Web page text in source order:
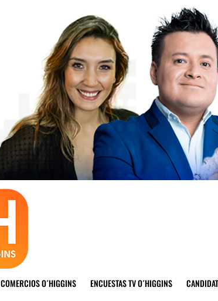
COMERCIOS O´HIGGINS ENCUESTAS TV O´HIGGINS